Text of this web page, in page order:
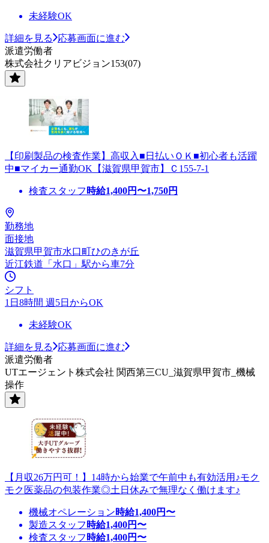
未経験OK
詳細を見る
応募画面に進む
派遣労働者
株式会社クリアビジョン153(07)
【印刷製品の検査作業】高収入■日払いＯＫ■初心者も活躍
中■マイカー通勤OK【滋賀県甲賀市】Ｃ155-7-1
検査スタッフ 時給1,400円〜1,750円
勤務地
面接地
滋賀県甲賀市水口町ひのきが丘
近江鉄道「水口」駅から車7分
シフト
1日8時間 週5日からOK
未経験OK
詳細を見る
応募画面に進む
派遣労働者
UTエージェント株式会社 関西第三CU_滋賀県甲賀市_機械
操作
【月収26万円可！】14時から始業で午前中も有効活用♪モク
モク医薬品の包装作業◎土日休みで無理なく働けます♪
機械オペレーション時給1,400円〜
製造スタッフ 時給1,400円〜
検査スタッフ 時給1,400円〜